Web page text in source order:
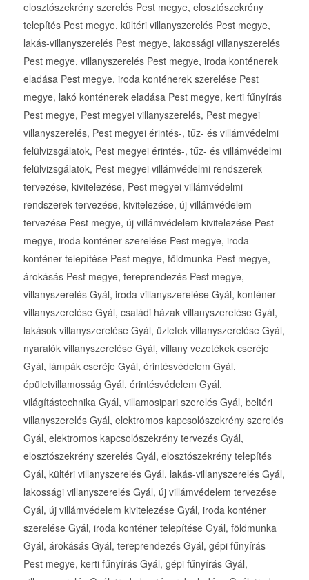
elosztószekrény szerelés Pest megye, elosztószekrény
telepítés Pest megye, kültéri villanyszerelés Pest megye,
lakás-villanyszerelés Pest megye, lakossági villanyszerelés
Pest megye, villanyszerelés Pest megye, iroda konténerek
eladása Pest megye, iroda konténerek szerelése Pest
megye, lakó konténerek eladása Pest megye, kerti fűnyírás
Pest megye, Pest megyei villanyszerelés, Pest megyei
villanyszerelés, Pest megyei érintés-, tűz- és villámvédelmi
felülvizsgálatok, Pest megyei érintés-, tűz- és villámvédelmi
felülvizsgálatok, Pest megyei villámvédelmi rendszerek
tervezése, kivitelezése, Pest megyei villámvédelmi
rendszerek tervezése, kivitelezése, új villámvédelem
tervezése Pest megye, új villámvédelem kivitelezése Pest
megye, iroda konténer szerelése Pest megye, iroda
konténer telepítése Pest megye, földmunka Pest megye,
árokásás Pest megye, tereprendezés Pest megye,
villanyszerelés Gyál, iroda villanyszerelése Gyál, konténer
villanyszerelése Gyál, családi házak villanyszerelése Gyál,
lakások villanyszerelése Gyál, üzletek villanyszerelése Gyál,
nyaralók villanyszerelése Gyál, villany vezetékek cseréje
Gyál, lámpák cseréje Gyál, érintésvédelem Gyál,
épületvillamosság Gyál, érintésvédelem Gyál,
világítástechnika Gyál, villamosipari szerelés Gyál, beltéri
villanyszerelés Gyál, elektromos kapcsolószekrény szerelés
Gyál, elektromos kapcsolószekrény tervezés Gyál,
elosztószekrény szerelés Gyál, elosztószekrény telepítés
Gyál, kültéri villanyszerelés Gyál, lakás-villanyszerelés Gyál,
lakossági villanyszerelés Gyál, új villámvédelem tervezése
Gyál, új villámvédelem kivitelezése Gyál, iroda konténer
szerelése Gyál, iroda konténer telepítése Gyál, földmunka
Gyál, árokásás Gyál, tereprendezés Gyál, gépi fűnyírás
Pest megye, kerti fűnyírás Gyál, gépi fűnyírás Gyál,